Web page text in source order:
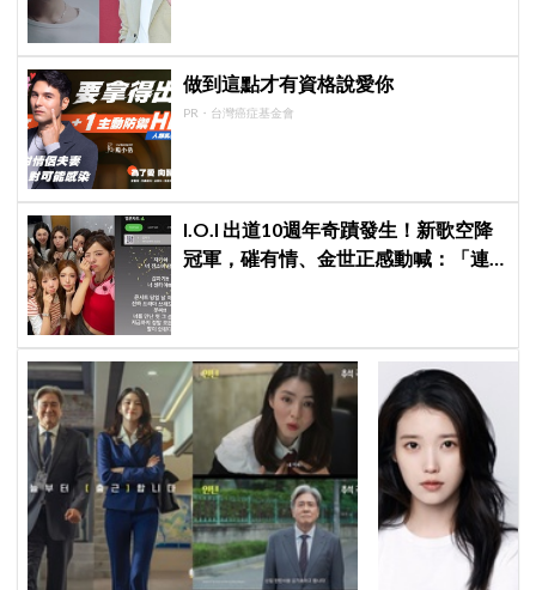
做到這點才有資格說愛你
PR・台灣癌症基金會
I.O.I 出道10週年奇蹟發生！新歌空降
冠軍，磪有情、金世正感動喊：「連